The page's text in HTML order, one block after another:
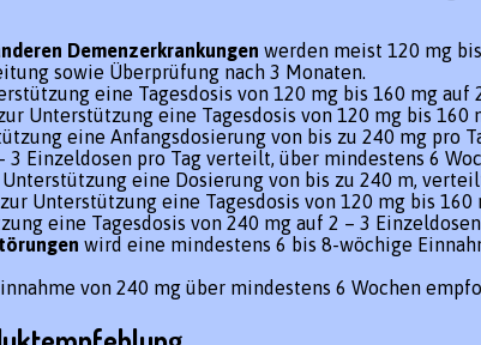
Demenzerkrankungen werden meist 120 mg
sowie Überprüfung nach 3 Monaten.
eine Tagesdosis von 120 mg bis 160 mg
Unterstützung eine Tagesdosis von 120 mg bis
eine Anfangsdosierung von bis zu 240 mg pro
3 Einzeldosen pro Tag verteilt, über mindestens 6
eine Dosierung von bis zu 240 m,
Unterstützung eine Tagesdosis von 120 mg bis
eine Tagesdosis von 240 mg auf 2 – 3
wird eine mindestens 6 bis 8-wöchige
von 240 mg über mindestens 6 Wochen